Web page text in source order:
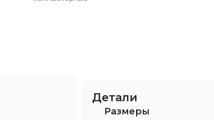
Детали
Размеры